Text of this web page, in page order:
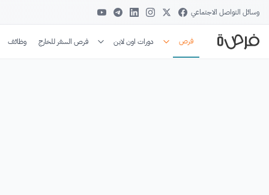
وسائل التواصل الاجتماعي
فرص دورات اون لاين فرص السفر للخارج وظائف